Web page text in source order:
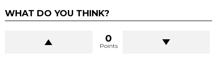
WHAT DO YOU THINK?
0
Points